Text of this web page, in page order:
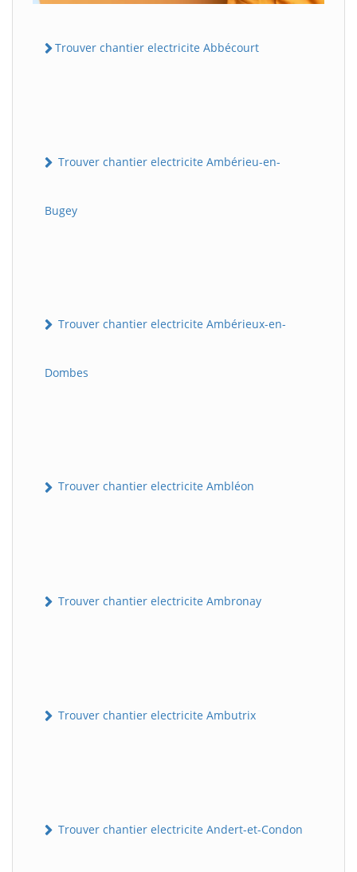
Trouver chantier electricite Abbécourt
Trouver chantier electricite Ambérieu-en-
Bugey
Trouver chantier electricite Ambérieux-en-
Dombes
Trouver chantier electricite Ambléon
Trouver chantier electricite Ambronay
Trouver chantier electricite Ambutrix
Trouver chantier electricite Andert-et-Condon